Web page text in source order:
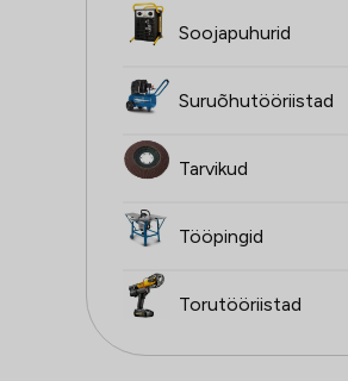
Soojapuhurid
Suruõhutööriistad
Tarvikud
Tööpingid
Torutööriistad